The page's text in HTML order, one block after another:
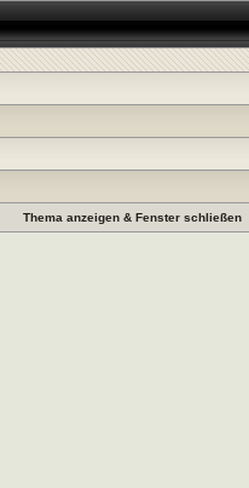
Thema anzeigen & Fenster schließen